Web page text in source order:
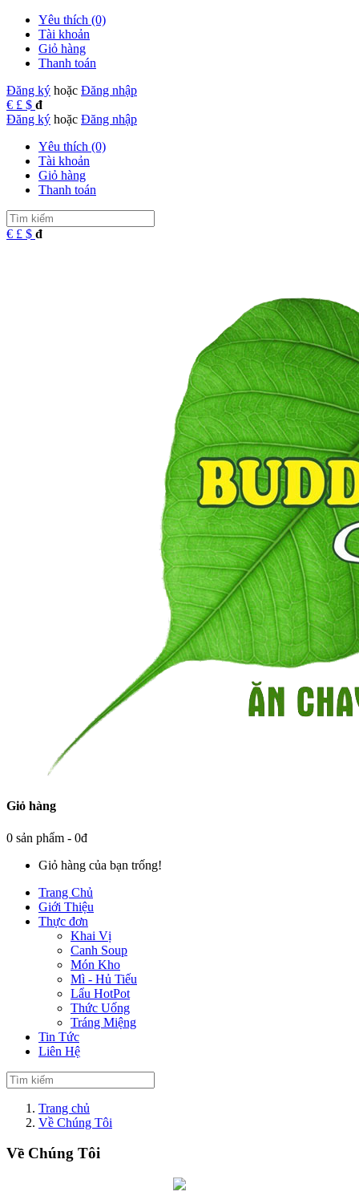
Yêu thích (0)
Tài khoản
Giỏ hàng
Thanh toán
Đăng ký hoặc Đăng nhập
€ £ $ đ
Đăng ký hoặc Đăng nhập
Yêu thích (0)
Tài khoản
Giỏ hàng
Thanh toán
€ £ $ đ
Giỏ hàng
0 sản phẩm - 0đ
Giỏ hàng của bạn trống!
Trang Chủ
Giới Thiệu
Thực đơn
Khai Vị
Canh Soup
Món Kho
Mì - Hủ Tiếu
Lẩu HotPot
Thức Uống
Tráng Miệng
Tin Tức
Liên Hệ
Trang chủ
Về Chúng Tôi
Về Chúng Tôi